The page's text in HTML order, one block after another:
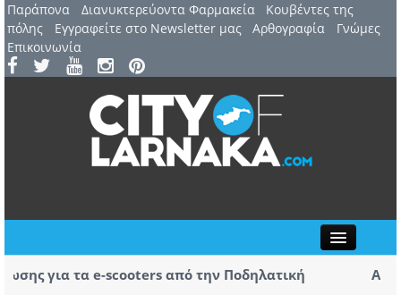
Παράπονα Διανυκτερεύοντα Φαρμακεία
Kουβέντες της
πόλης
Εγγραφείτε στο Newsletter μας Αρθογραφία
Γνώμες
Επικοινωνία
για τα e-scooters από την Ποδηλατική
Αερ.